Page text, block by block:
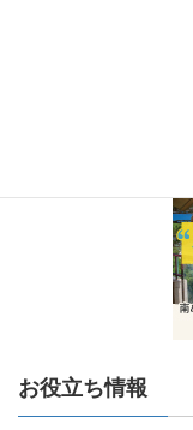
お役立ち情報